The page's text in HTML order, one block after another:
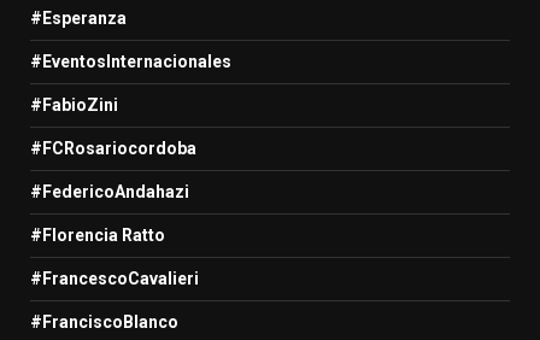
#Esperanza
#EventosInternacionales
#FabioZini
#FCRosariocordoba
#FedericoAndahazi
#Florencia Ratto
#FrancescoCavalieri
#FranciscoBlanco